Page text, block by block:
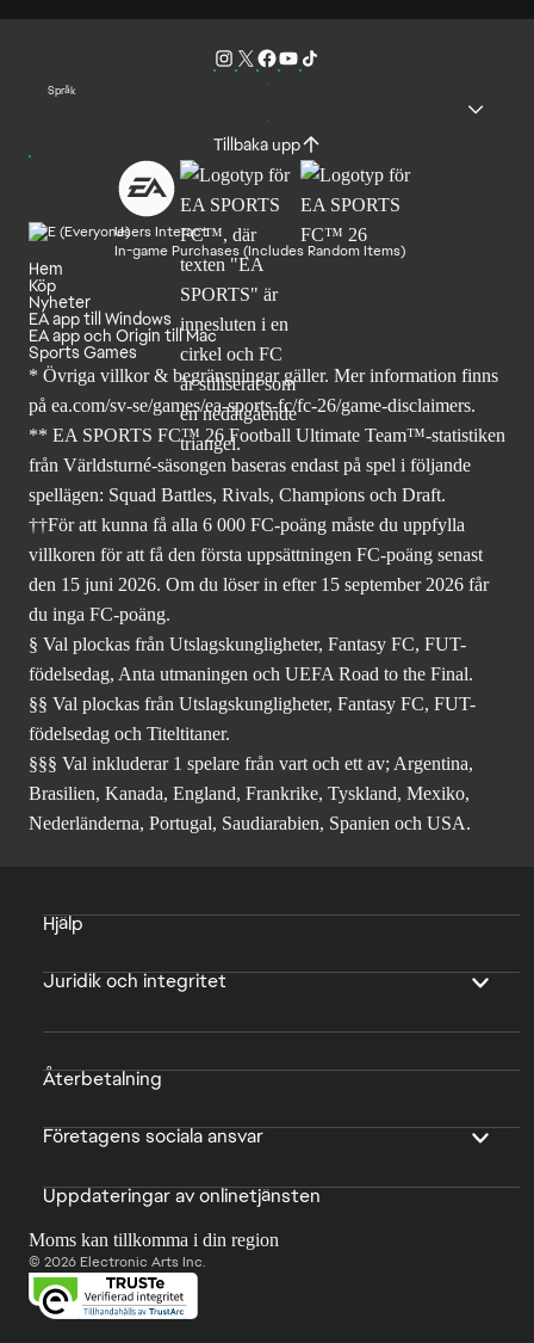
Språk
Tillbaka upp
Users Interact
In-game Purchases (Includes Random Items)
Hem
Köp
Nyheter
EA app till Windows
EA app och Origin till Mac
Sports Games
* Övriga villkor & begränsningar gäller. Merinformation finns
på ea.com/sv-se/games/ea-sports-fc/fc-26/game-disclaimers.
** EA SPORTS FC™ 26 Football Ultimate Team™-statistiken
från Världsturné-säsongen baseras endast på spel i följande
spellägen: Squad Battles, Rivals, Champions och Draft.
††För att kunna få alla 6 000 FC-poäng måste du uppfylla
villkoren för att få den första uppsättningen FC-poäng senast
den 15 juni 2026. Om du löser in efter 15 september 2026 får
du inga FC-poäng.
§ Val plockas från Utslagskungligheter, Fantasy FC, FUT-
födelsedag, Anta utmaningen och UEFA Road to the Final.
§§ Val plockas från Utslagskungligheter, Fantasy FC, FUT-
födelsedag och Titeltitaner.
§§§ Val inkluderar 1 spelare från vart och ett av; Argentina,
Brasilien, Kanada, England, Frankrike, Tyskland, Mexiko,
Nederländerna, Portugal, Saudiarabien, Spanien och USA.
Hjälp
Juridik och integritet
Återbetalning
Företagens sociala ansvar
Uppdateringar av onlinetjänsten
Moms kan tillkomma i din region
© 2026 Electronic Arts Inc.